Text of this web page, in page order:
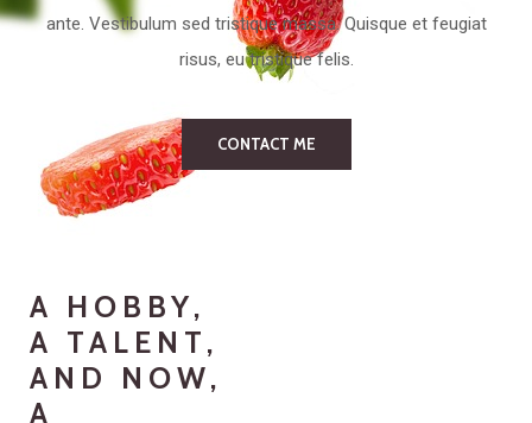
ante. Vestibulum sed tristique massa. Quisque et feugiat
risus, eu tristique felis.
CONTACT ME
A HOBBY,
A TALENT,
AND NOW,
A